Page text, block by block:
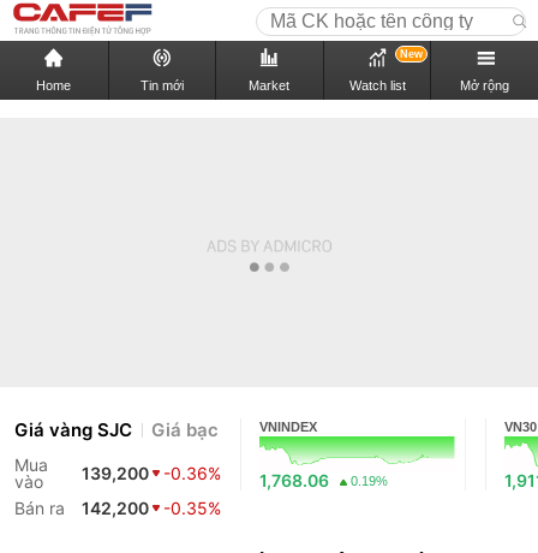
Home Tin mới Market Watch list
New
Mở rộng
Giá vàng SJC Giá bạc
Mua
vào
139,200
-0.36%
Bán ra
142,200 -0.35%
VNINDEX
1,768.06 0.19%
VN30